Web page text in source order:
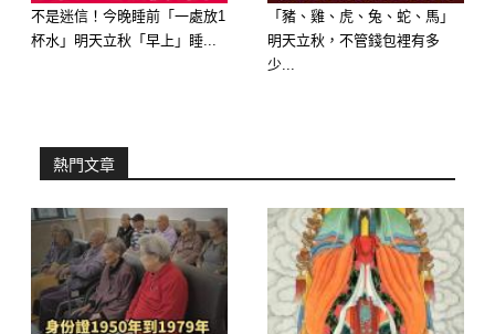
⑤ 第五名：屬【雞】—— 巳酉半合，
發生「貴人指引、意外接住驚天橫財」
的大事
中獎感應：近期的磁場進入合財局，您
不是迷信！今晚睡前「一處放1
杯水」明天立秋「早上」睡...
「豬、雞、虎、兔、蛇、馬」
明天立秋，不管錢包裡有多
少...
熱門文章